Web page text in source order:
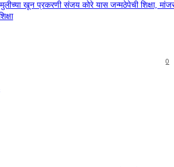
खून प्रकरणी संजय कोरे यास जन्मठेपेची शिक्षा,
0